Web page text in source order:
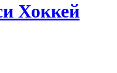
Хоккей